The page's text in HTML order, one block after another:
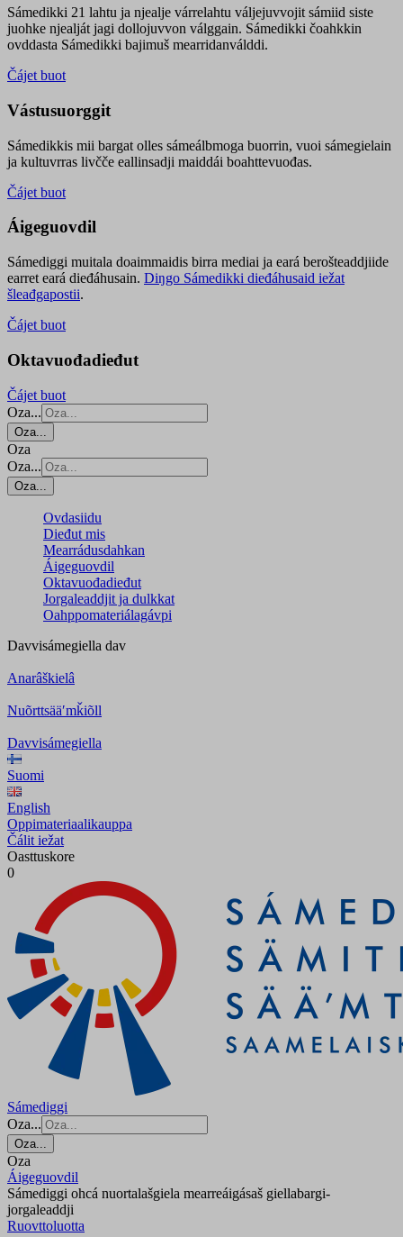
Sámedikki 21 lahtu ja njealje várrelahtu váljejuvvojit sámiid siste
juohke njealját jagi dollojuvvon válggain. Sámedikki čoahkkin
ovddasta Sámedikki bajimuš mearridanválddi.
Čájet buot
Vástusuorggit
Sámedikkis mii bargat olles sámeálbmoga buorrin, vuoi sámegielain
ja kultuvrras livčče eallinsadji maiddái boahttevuođas.
Čájet buot
Áigeguovdil
Sámediggi muitala doaimmaidis birra mediai ja eará berošteaddjiide
earret eará dieđáhusain. Diŋgo Sámedikki dieđáhusaid iežat
šleađgapostii.
Čájet buot
Oktavuođadieđut
Čájet buot
Oza...
Oza...
Oza
Oza...
Oza...
Ovdasiidu
Dieđut mis
Mearrádusdahkan
Áigeguovdil
Oktavuođadieđut
Jorgaleaddjit ja dulkkat
Oahppomateriálagávpi
Davvisámegiella dav
Anarâškielâ
Nuõrttsääʹmǩiõll
Davvisámegiella
Suomi
English
Oppimateriaalikauppa
Čálit iežat
Oasttuskore
0
Sámediggi
Oza...
Oza...
Oza
Áigeguovdil
Sámediggi ohcá nuortalašgiela mearreáigásaš giellabargi-
jorgaleaddji
Ruovttoluotta